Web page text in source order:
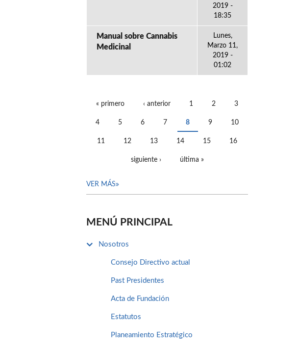
2019 -
18:35
Manual sobre Cannabis
Medicinal
Lunes,
Marzo 11,
2019 -
01:02
« primero ‹ anterior 1 2 3
4 5 6 7 8 9 10
11 12 13 14 15 16
siguiente › última »
VER MÁS
MENÚ PRINCIPAL
Nosotros
Consejo Directivo actual
Past Presidentes
Acta de Fundación
Estatutos
Planeamiento Estratégico